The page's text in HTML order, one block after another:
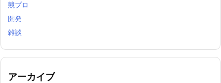
競プロ
開発
雑談
アーカイブ